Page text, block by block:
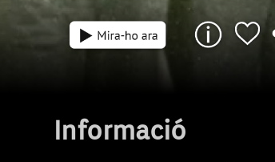
Informació